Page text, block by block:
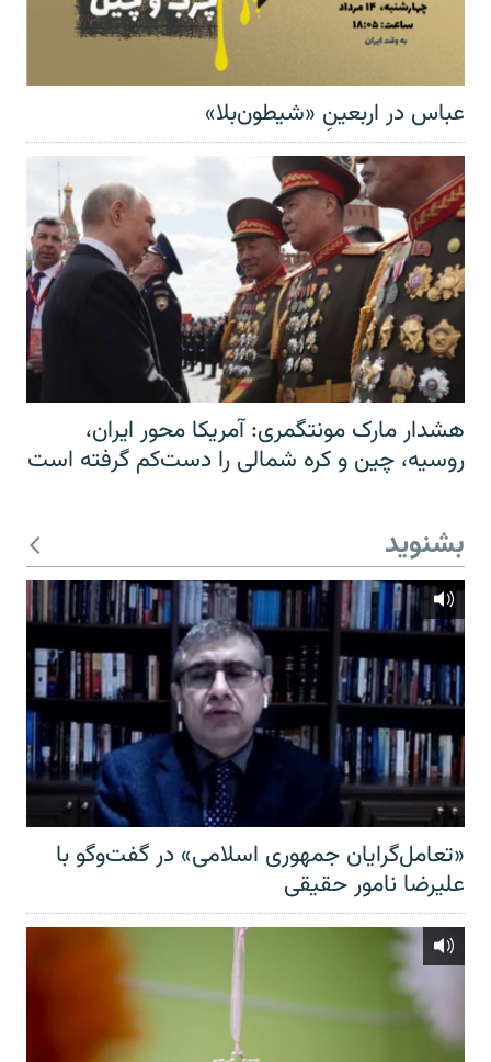
عباس در اربعینِ «شیطون‌بلا»
هشدار مارک مونتگمری: آمریکا محور ایران،
روسیه، چین و کره شمالی را دست‌کم گرفته است
بشنوید
«تعامل‌گرایان جمهوری اسلامی» در گفت‌وگو با
علیرضا نامور حقیقی